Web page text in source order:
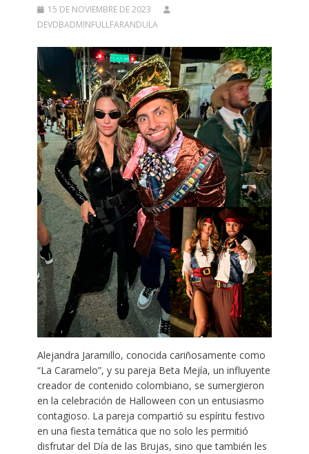
15 DE NOVIEMBRE DE 2023
DEVDBADMINFULLFARANDULA
Alejandra Jaramillo, conocida cariñosamente como
“La Caramelo”, y su pareja Beta Mejía, un influyente
creador de contenido colombiano, se sumergieron
en la celebración de Halloween con un entusiasmo
contagioso. La pareja compartió su espíritu festivo
en una fiesta temática que no solo les permitió
disfrutar del Día de las Brujas, sino que también les